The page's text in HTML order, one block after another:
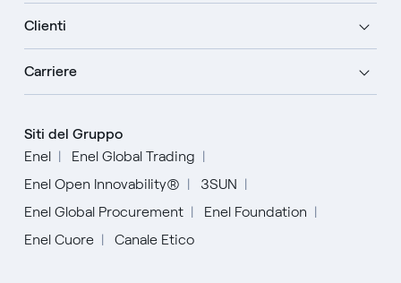
Clienti
Carriere
Siti del Gruppo
Enel
Enel Global Trading
Enel Open Innovability®
3SUN
Enel Global Procurement
Enel Foundation
Enel Cuore
Canale Etico